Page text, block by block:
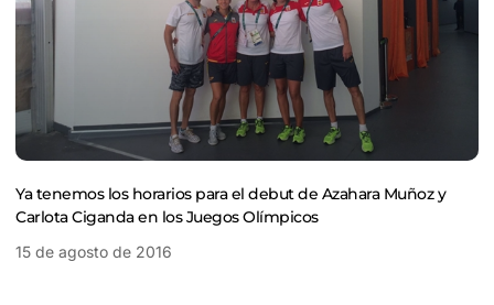
Ya tenemos los horarios para el debut de Azahara Muñoz y
Carlota Ciganda en los Juegos Olímpicos
15 de agosto de 2016